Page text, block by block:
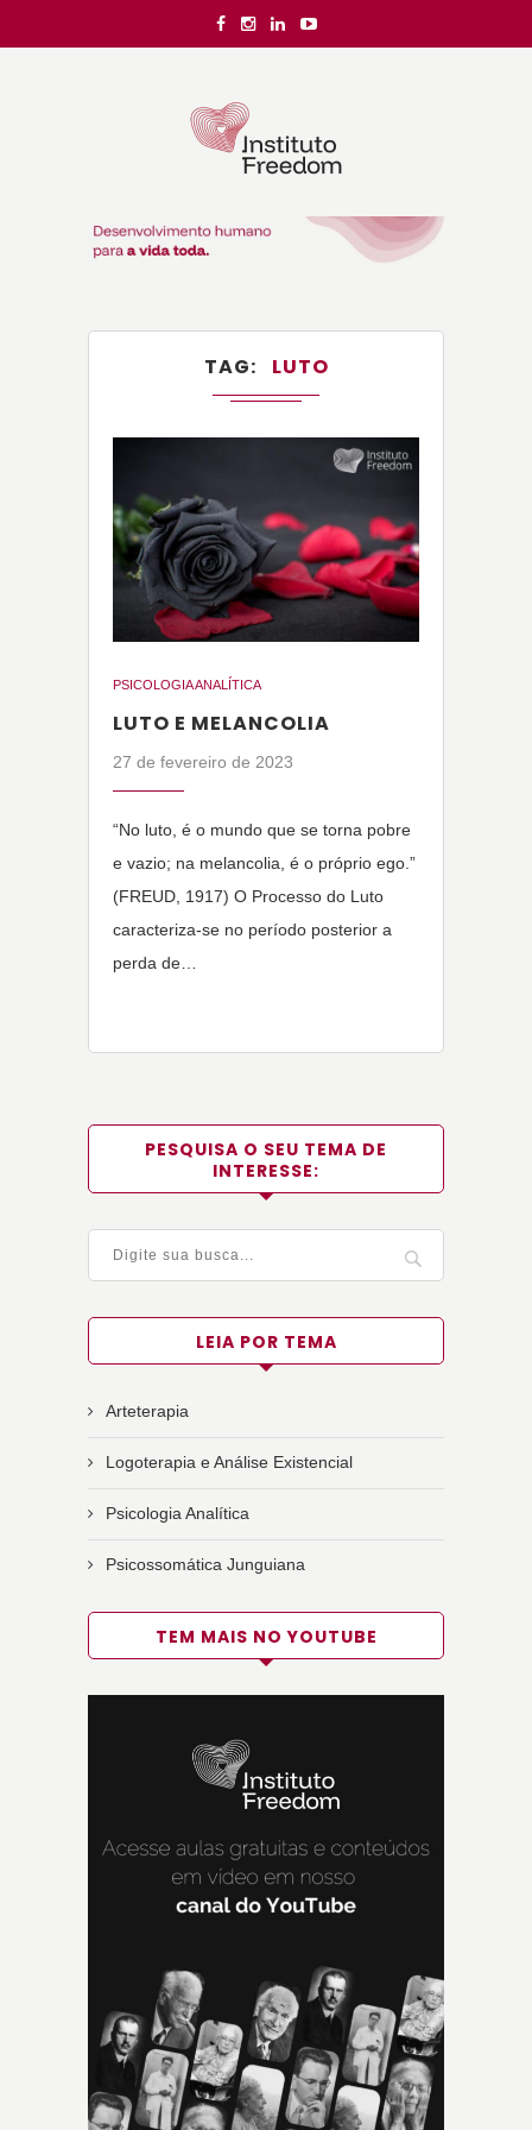
TAG LUTO
PSICOLOGIA ANALÍTICA
LUTO E MELANCOLIA
27 de fevereiro de 2023
“No luto, é o mundo que se torna pobre
e vazio; na melancolia, é o próprio ego.”
(FREUD, 1917) O Processo do Luto
caracteriza-se no período posterior a
perda de…
PESQUISA O SEU TEMA DE
INTERESSE:
LEIA POR TEMA
Arteterapia
Logoterapia e Análise Existencial
Psicologia Analítica
Psicossomática Junguiana
TEM MAIS NO YOUTUBE